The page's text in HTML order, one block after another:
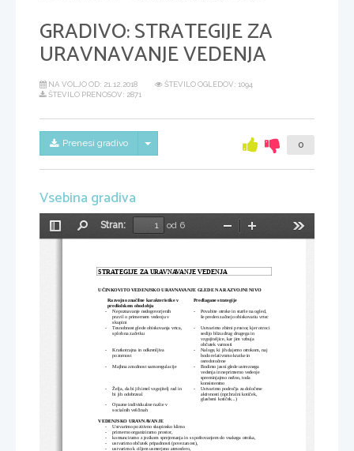
GRADIVO:STRATEGIJE ZA
URAVNAVANJE VEDENJA
NA VOLJO OD: 21.12.2018
ŠTEVILO OGLEDOV: 1094
ŠTEVILO PRENOSOV: 2871
Prenesi gradivo Skrij/prikaži meni 0
Vsebina gradiva
Preklopi
Stran:
od 6
Pomanjšaj
STRATEGIJE ZA URAVNAVANJE VEDENJA
UČINKOVITO VEDENJSKO URAVNAVANJE GLEDE NA RAZVOJNI NIVO
Razvojno značilne karakteristike v
predšolskem obodobju
Predlagane strategije
-
Nepoznavanje nedogovorjenih
pravil o primernem vedenju v
skupini
-
Povabite otroke in starše na ogled,
še preden začnejo obiskovatiu vrtec
-
Tesnobnost glede obiskovanja vrtca,
sploh na začetku
-
Ustvarimo zbirni prostor, kjer otroci
sedijo blizu drug drugega in
vzgojiteljice, kar jim vzbuja
občutek varnosti
-
Kratkotrajna in odkrenljiva
pozornost
-
Naloge, ki jih dajemo otrokom, naj
bodo relativnmo kratke in
osredotočene
-
Majhna zmožnost samoregulacije -
Bodimo jasni glede ustreznega
vedenja in neprimerno vedenje
spreminjajmo nežno, toda
konsistentno
Želja, da bi jih imel vzgojitelj rad in
bi jih odobraval
Ustvarimo področja za določene
aktivnosti (npr.bralni kotiček,
glasbeni kotiček...)
-
Opazne individualne razlie v
socialnih veščinah
VEDENJSKO URAVNAVANJE
-
Ustvarimo pozitivno skupinsko klimo
-
primerno organiziramo prostor,
-
komunciramo z jezikom sprejemanja in s spoštovanjem do vsakega otroka,
-
ustvarimo občutek pripadnosti (povezanost),
-
ustvarimo k ciljem usmerjeno atmosfero,